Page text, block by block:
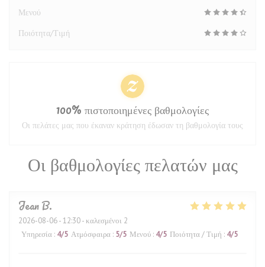
Οι βαθμολογίες πελατών μας
JeanB
2026-08-06- 12:30 - καλεσμένοι 2
Υπηρεσία : 4/5 Ατμόσφαιρα : 5/5 Μενού : 4/5 Ποιότητα / Τιμή : 4/5
Μενού
Ποιότητα/Τιμή
100% πιστοποιημένες βαθμολογίες
Οι πελάτες μας που έκαναν κράτηση έδωσαν τη βαθμολογία τους